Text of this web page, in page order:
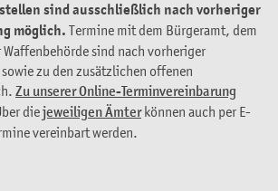
sind ausschließlich nach vorheriger
möglich. Termine mit dem Bürgeramt, dem
Waffenbehörde sind nach vorheriger
zu den zusätzlichen offenen
Zu unserer Online-Terminvereinbarung
diejeweiligen Ämterkönnen auch per E-
vereinbart werden.